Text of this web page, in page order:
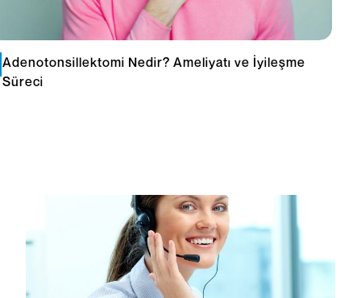
Adenotonsillektomi Nedir? Ameliyatı ve İyileşme
Süreci